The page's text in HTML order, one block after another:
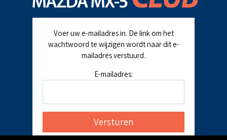
Voer uw e-mailadres in. De link om het
wachtwoord te wijzigen wordt naar dit e-
mailadres verstuurd.
E-mailadres: